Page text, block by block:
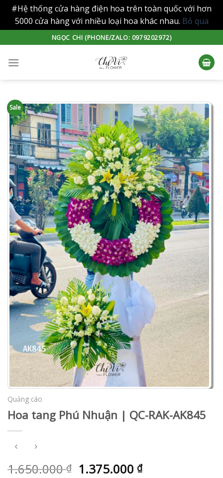
#Hệ thống cửa hàng điện hoa trên toàn quốc với hơn
5000 cửa hàng với nhiều loại hoa khác nhau. Bỏ qua
to
content
NGỌC CHI (PHONE/ZALO: 0979202972)
Sale
Quảng cáo
Hoa tang Phú Nhuận | QC-RAK-AK845
1.650.000₫ 1.375.000 ₫